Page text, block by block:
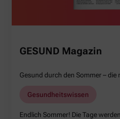
GESUND Magazin
Gesund durch den Sommer – die
Gesundheitswissen
Endlich Sommer! Die Tage